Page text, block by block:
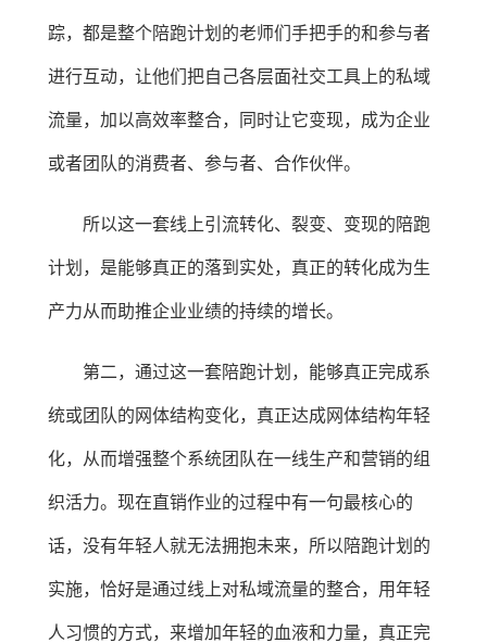
踪，都是整个陪跑计划的老师们手把手的和参与者
进行互动，让他们把自己各层面社交工具上的私域
流量，加以高效率整合，同时让它变现，成为企业
或者团队的消费者、参与者、合作伙伴。
所以这一套线上引流转化、裂变、变现的陪跑
计划，是能够真正的落到实处，真正的转化成为生
产力从而助推企业业绩的持续的增长。
第二，通过这一套陪跑计划，能够真正完成系
统或团队的网体结构变化，真正达成网体结构年轻
化，从而增强整个系统团队在一线生产和营销的组
织活力。现在直销作业的过程中有一句最核心的
话，没有年轻人就无法拥抱未来，所以陪跑计划的
实施，恰好是通过线上对私域流量的整合，用年轻
人习惯的方式，来增加年轻的血液和力量，真正完